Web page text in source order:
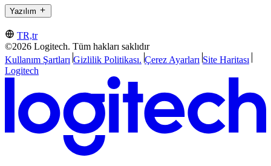
Yazılım
TR,tr
©2026 Logitech. Tüm hakları saklıdır
Kullanım Şartları Gizlilik Politikası. Çerez Ayarları Site Haritası
Logitech